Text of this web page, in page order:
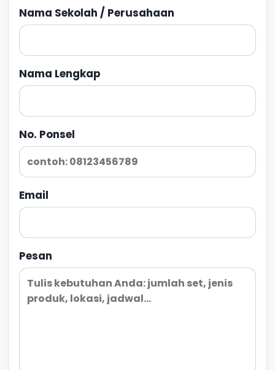
Nama Sekolah / Perusahaan
Nama Lengkap
No. Ponsel
Email
Pesan